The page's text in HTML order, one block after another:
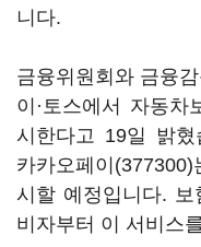
니다.
금융위원회와 금융
이·토스에서 자동차
시한다고 19일 밝
카카오페이(377300)
시할 예정입니다.
비자부터 이 서비스